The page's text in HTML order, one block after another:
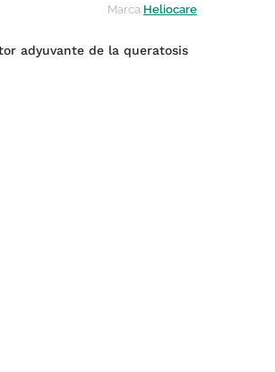
Marca Heliocare
adyuvante de la queratosis